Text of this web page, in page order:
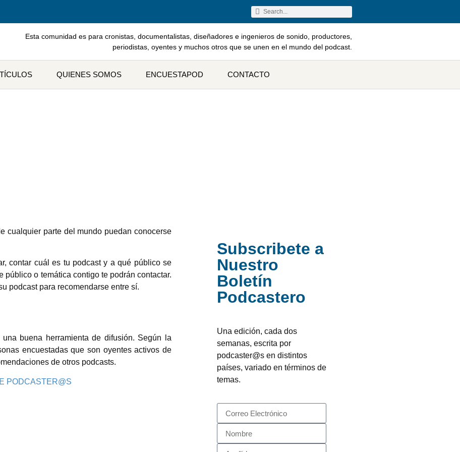
Esta comunidad es para cronistas, documentalistas, diseñadores e ingenieros de sonido, productores,
periodistas, oyentes y muchos otros que se unen en el mundo del podcast.
QUIENES SOMOS ENCUESTAPOD CONTACTO
cualquier parte del mundo puedan conocerse
contar cuál es tu podcast y a qué público se
o temática contigo te podrán contactar.
podcast para recomendarse entre sí.
buena herramienta de difusión. Según la
encuestadas que son oyentes activos de
de otros podcasts.
PODCASTER@S
Subscribete a
Nuestro
Boletín
Podcastero
Una edición, cada dos
semanas, escrita por
podcaster@s en distintos
países, variado en términos de
temas.